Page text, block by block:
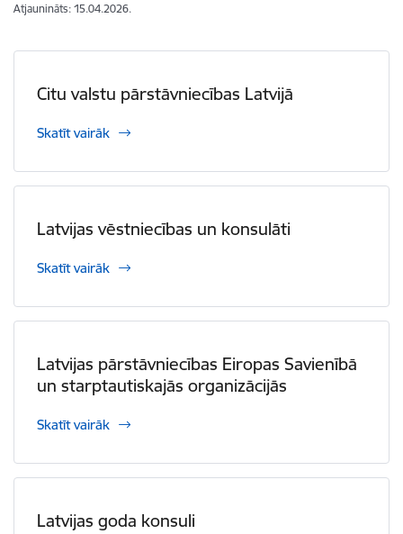
Atjaunināts: 15.04.2026.
Citu valstu pārstāvniecības Latvijā
Skatīt vairāk
Latvijas vēstniecības un konsulāti
Skatīt vairāk
Latvijas pārstāvniecības Eiropas Savienībā
un starptautiskajās organizācijās
Skatīt vairāk
Latvijas goda konsuli